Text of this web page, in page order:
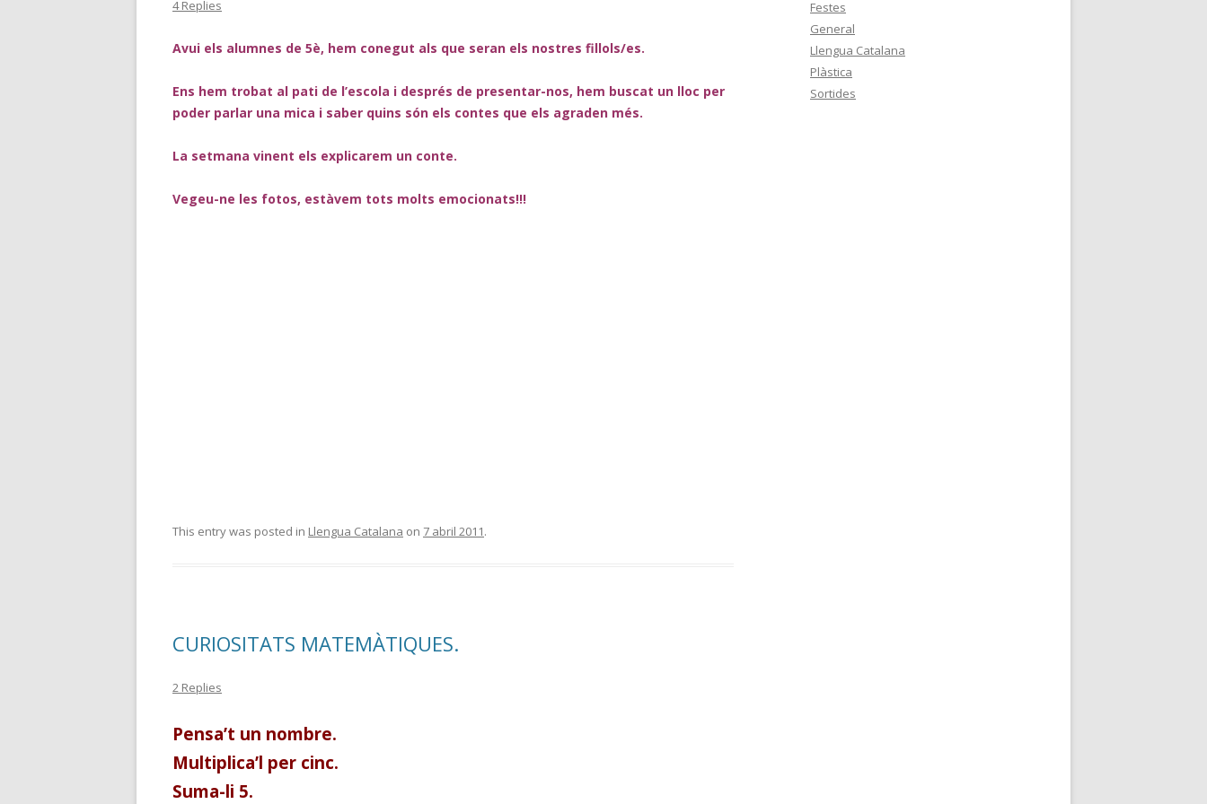
4 Replies
Avui els alumnes de 5è, hem conegut als que seran els nostres fillols/es.
Ens hem trobat al pati de l’escola i després de presentar-nos, hem buscat un lloc per
poder parlar una mica i saber quins són els contes que els agraden més.
La setmana vinent els explicarem un conte.
Vegeu-ne les fotos, estàvem tots molts emocionats!!!
This entry was posted in Llengua Catalana on 7 abril 2011.
CURIOSITATS MATEMÀTIQUES.
2 Replies
Pensa’t un nombre.
Multiplica’l per cinc.
Suma-li 5.
Festes
General
Llengua Catalana
Plàstica
Sortides